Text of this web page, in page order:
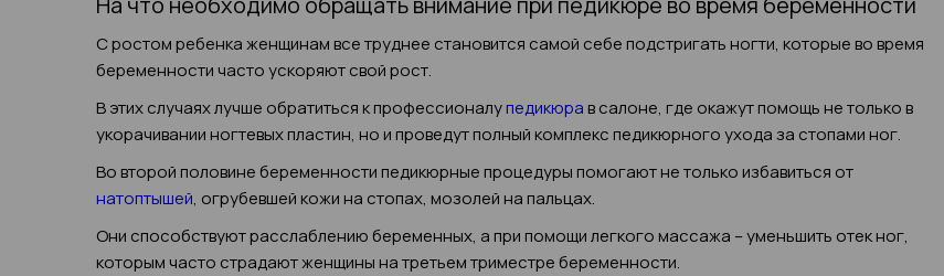
С ростом ребенка женщинам все труднее становится самой себе подстригать ногти, которые во время
беременности часто ускоряют свой рост.
В этих случаях лучше обратиться к профессионалупедикюрав салоне, где окажут помощь не только в
укорачивании ногтевых пластин, но и проведут полный комплекс педикюрного ухода за стопами ног.
Во второй половине беременности педикюрные процедуры помогают не только избавиться от
натоптышей, огрубевшей кожи на стопах, мозолей на пальцах.
Они способствуют расслаблению беременных, а при помощи легкого массажа – уменьшить отек ног,
которым часто страдают женщины на третьем триместре беременности.